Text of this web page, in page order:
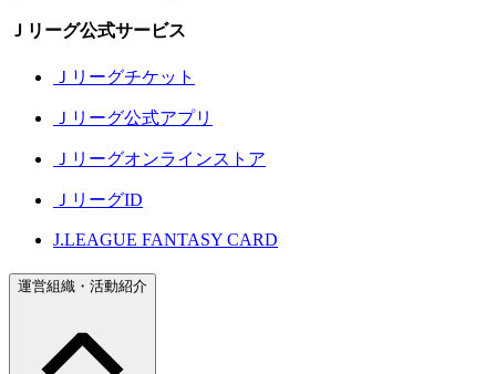
Ｊリーグ公式サービス
Ｊリーグチケット
Ｊリーグ公式アプリ
Ｊリーグオンラインストア
ＪリーグID
J.LEAGUE FANTASY CARD
運営組織・活動紹介